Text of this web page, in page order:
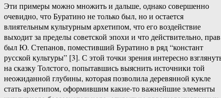
Эти примеры можно множить и дальше, однако совершенно
очевидно, что Буратино не только был, но и остается
влиятельным культурным архетипом, что его воздействие
выходит за пределы советской эпохи и что действительно, прав
был Ю. Степанов, поместивший Буратино в ряд “констант
русской культуры” [3]. С этой точки зрения интересно
на сказку Толстого, попытавшись выяснить источники той
неожиданной глубины, которая позволила деревянной кукле
стать архетипом, оформившим какие-то важнейшие элементы